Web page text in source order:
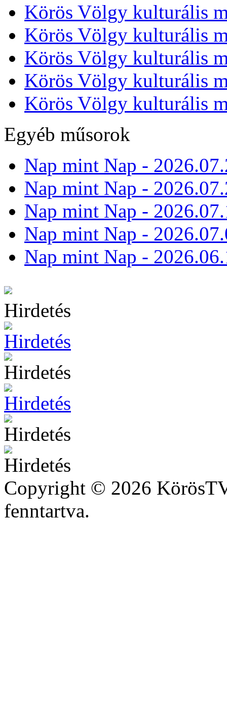
Körös Völgy kulturális
Körös Völgy kulturális
Körös Völgy kulturális
Körös Völgy kulturális
Körös Völgy kulturális
Egyéb műsorok
Nap mint Nap -
Nap mint Nap -
Nap mint Nap -
Nap mint Nap -
Nap mint Nap -
Hirdetés
Copyright © 2026
fenntartva.